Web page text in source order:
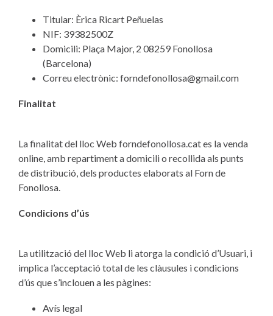
Titular: Èrica Ricart Peñuelas
NIF: 39382500Z
Domicili: Plaça Major, 2 08259 Fonollosa
(Barcelona)
Correu electrònic: forndefonollosa@gmail.com
Finalitat
La finalitat del lloc Web forndefonollosa.cat es la venda
online, amb repartiment a domicili o recollida als punts
de distribució, dels productes elaborats al Forn de
Fonollosa.
Condicions d’ús
La utilització del lloc Web li atorga la condició d’Usuari, i
implica l’acceptació total de les clàusules i condicions
d’ús que s’inclouen a les pàgines:
Avís legal